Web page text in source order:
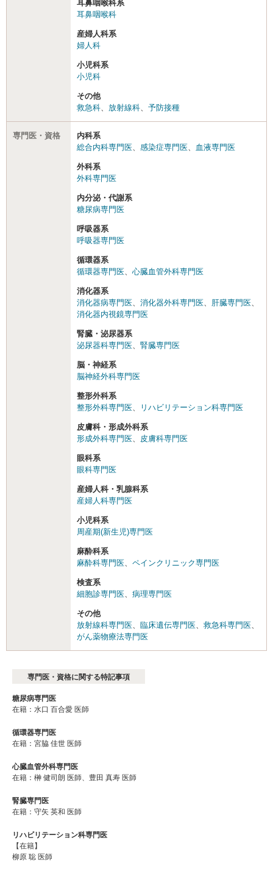
耳鼻咽喉科系
耳鼻咽喉科
産婦人科系
婦人科
小児科系
小児科
その他
救急科、 放射線科、 予防接種
専門医・資格
内科系
総合内科専門医、 感染症専門医、 血液専門医
外科系
外科専門医
内分泌・代謝系
糖尿病専門医
呼吸器系
呼吸器専門医
循環器系
循環器専門医、 心臓血管外科専門医
消化器系
消化器病専門医、 消化器外科専門医、 肝臓専門医、
消化器内視鏡専門医
腎臓・泌尿器系
泌尿器科専門医、 腎臓専門医
脳・神経系
脳神経外科専門医
整形外科系
整形外科専門医、 リハビリテーション科専門医
皮膚科・形成外科系
形成外科専門医、 皮膚科専門医
眼科系
眼科専門医
産婦人科・乳腺科系
産婦人科専門医
小児科系
周産期(新生児)専門医
麻酔科系
麻酔科専門医、 ペインクリニック専門医
検査系
細胞診専門医、 病理専門医
その他
放射線科専門医、 臨床遺伝専門医、 救急科専門医、
がん薬物療法専門医
専門医・資格に関する特記事項
糖尿病専門医
在籍：水口 百合愛 医師
循環器専門医
在籍：宮脇 佳世 医師
心臓血管外科専門医
在籍：榊 健司朗 医師、豊田 真寿 医師
腎臓専門医
在籍：守矢 英和 医師
リハビリテーション科専門医
【在籍】
柳原 聡 医師